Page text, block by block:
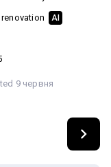
комфортного
газове
— кондиціонер —
та
гардеробна
AI
9 червня